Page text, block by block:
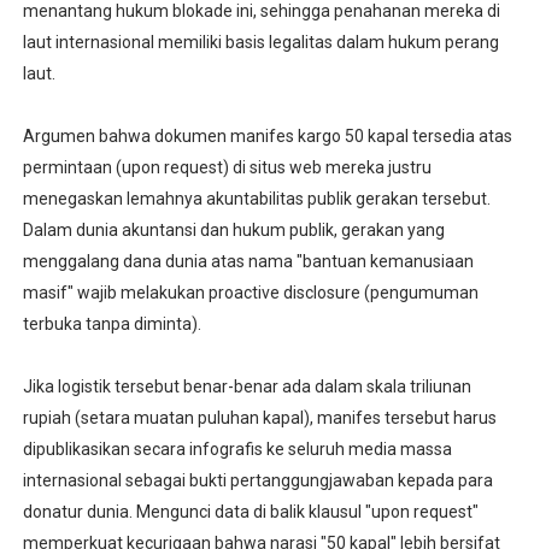
menantang hukum blokade ini, sehingga penahanan mereka di
laut internasional memiliki basis legalitas dalam hukum perang
laut.
Argumen bahwa dokumen manifes kargo 50 kapal tersedia atas
permintaan (upon request) di situs web mereka justru
menegaskan lemahnya akuntabilitas publik gerakan tersebut.
Dalam dunia akuntansi dan hukum publik, gerakan yang
menggalang dana dunia atas nama "bantuan kemanusiaan
masif" wajib melakukan proactive disclosure (pengumuman
terbuka tanpa diminta).
Jika logistik tersebut benar-benar ada dalam skala triliunan
rupiah (setara muatan puluhan kapal), manifes tersebut harus
dipublikasikan secara infografis ke seluruh media massa
internasional sebagai bukti pertanggungjawaban kepada para
donatur dunia. Mengunci data di balik klausul "upon request"
memperkuat kecurigaan bahwa narasi "50 kapal" lebih bersifat